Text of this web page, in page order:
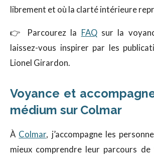
librement et où la clarté intérieure
👉 Parcourez la FAQsur la
laissez-vous inspirer par les
Lionel Girardon.
Voyance et
médium sur Colmar
À Colmar, j’accompagne les
mieux comprendre leur parcours